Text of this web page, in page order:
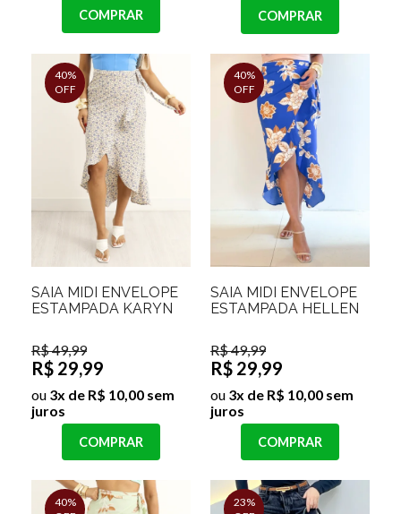
COMPRAR COMPRAR
40%
OFF
SAIA MIDI ENVELOPE
ESTAMPADA KARYN
R$ 49,99
R$ 29,99
ou 3x de R$ 10,00 sem
juros
COMPRAR
40%
OFF
SAIA MIDI ENVELOPE
ESTAMPADA HELLEN
R$ 49,99
R$ 29,99
ou 3x de R$ 10,00 sem
juros
COMPRAR
40%
23%